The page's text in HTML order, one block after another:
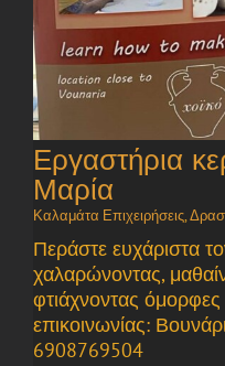
Εργαστήρια
Μαρία
Καλαμάτα Επιχειρήσεις,
Περάστε ευχάριστα
χαλαρώνοντας,
φτιάχνοντας όμορφες
επικοινωνίας:
6908769504